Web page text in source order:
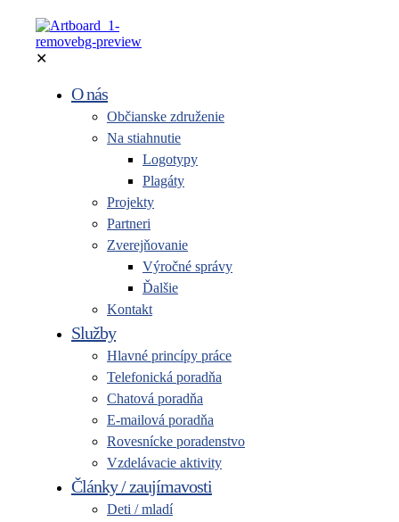
✕
O nás
Občianske združenie
Na stiahnutie
Logotypy
Plagáty
Projekty
Partneri
Zverejňovanie
Výročné správy
Ďalšie
Kontakt
Služby
Hlavné princípy práce
Telefonická poradňa
Chatová poradňa
E-mailová poradňa
Rovesnícke poradenstvo
Vzdelávacie aktivity
Články / zaujímavosti
Deti / mladí